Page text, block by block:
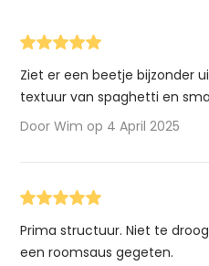
Ziet er een beetje bijzonder
textuur van spaghetti en
Door Wim op 4 April 2025
Prima structuur. Niet te
een roomsaus gegeten.